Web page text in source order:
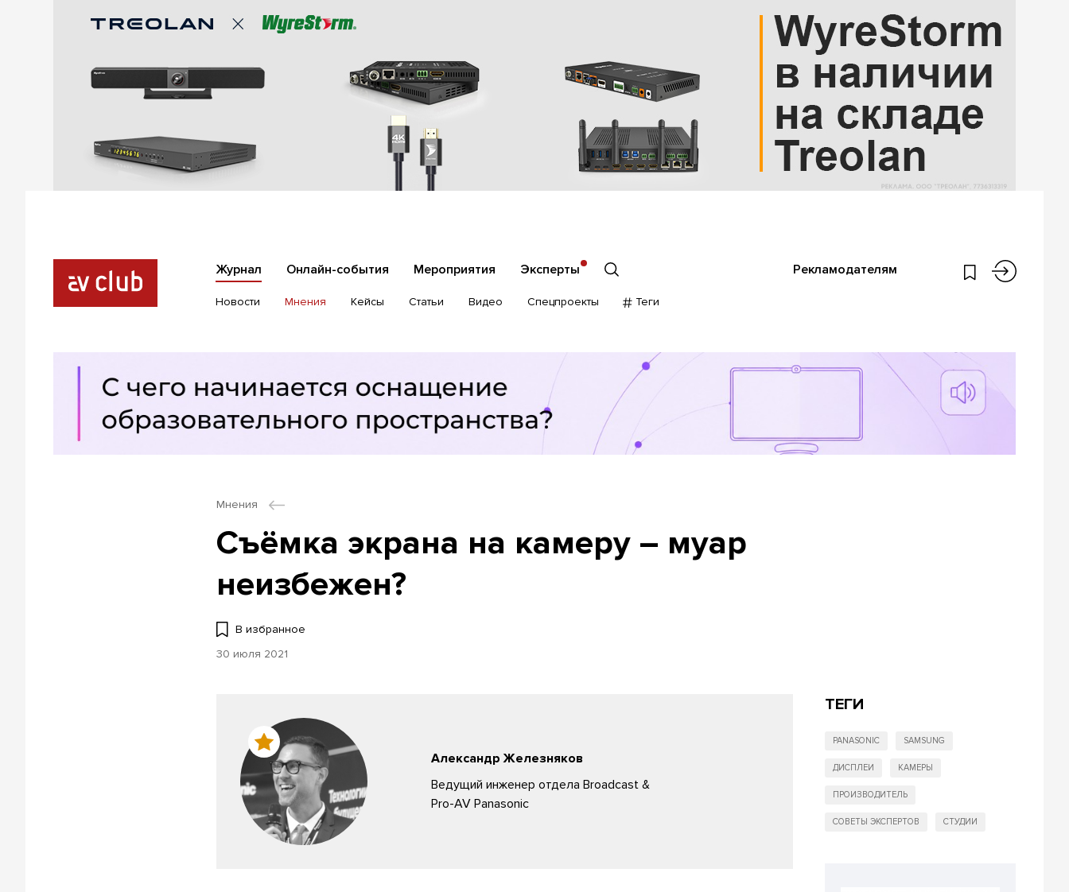
Журнал Онлайн-события Мероприятия Эксперты Рекламодателям
Новости Мнения Кейсы Статьи Видео Спецпроекты Теги
Мнения
Съёмка экрана на камеру – муар
неизбежен?
В избранное
30 июля 2021
Александр Железняков
Ведущий инженер отдела Broadcast &
Pro-AV Panasonic
ТЕГИ
PANASONIC SAMSUNG
ДИСПЛЕИ КАМЕРЫ
ПРОИЗВОДИТЕЛЬ
СОВЕТЫ ЭКСПЕРТОВ СТУДИИ